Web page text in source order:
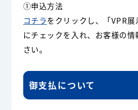
①申込方法
コチラをクリックし、「VPR展
にチェックを入れ、お客様の
さい。
御支払について